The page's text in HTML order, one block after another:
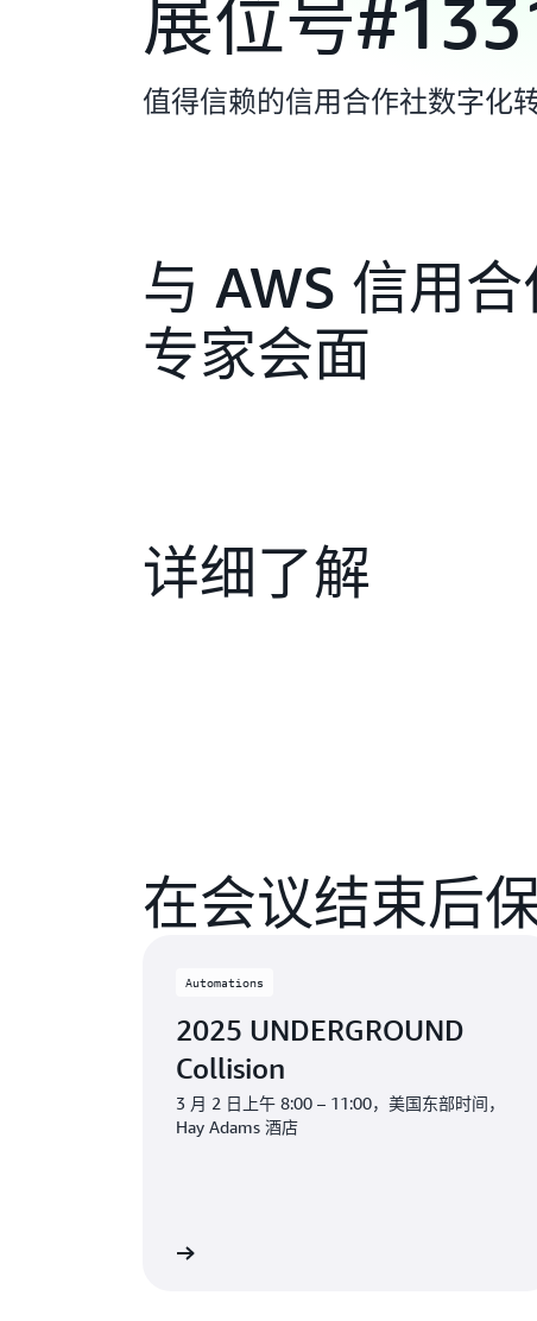
展位号
值得信赖的信用合作社数字化
与 AWS 信用
专家会面
详细了解
在会议结束后
Automations
2025 UNDERGROUND
Collision
3 月 2 日上午 8:00 – 11:00，美国东部时间，
Hay Adams 酒店